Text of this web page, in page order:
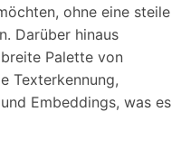
ohne eine steile
Darüber hinaus
Palette von
Texterkennung,
Embeddings, was es